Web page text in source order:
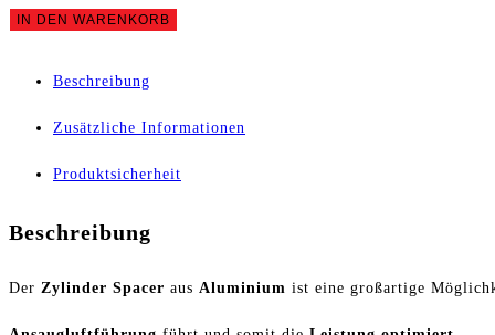
Puch
IN DEN WARENKORB
Beschreibung
Zusätzliche Informationen
Produktsicherheit
Beschreibung
Der Zylinder Spacer aus Aluminium ist eine großartige